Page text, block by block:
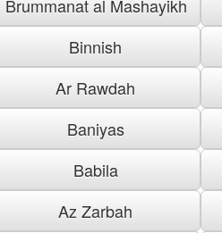
Brummanat al Mashayikh
Binnish
Ar Rawdah
Baniyas
Babila
Az Zarbah